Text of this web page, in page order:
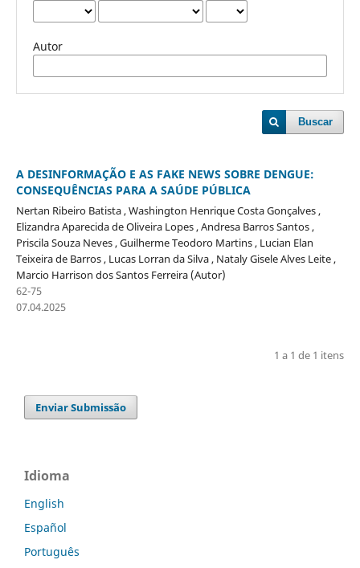
Autor
Buscar
A DESINFORMAÇÃO E AS FAKE NEWS SOBRE DENGUE:
CONSEQUÊNCIAS PARA A SAÚDE PÚBLICA
Nertan Ribeiro Batista , Washington Henrique Costa Gonçalves ,
Elizandra Aparecida de Oliveira Lopes , Andresa Barros Santos ,
Priscila Souza Neves , Guilherme Teodoro Martins , Lucian Elan
Teixeira de Barros , Lucas Lorran da Silva , Nataly Gisele Alves Leite ,
Marcio Harrison dos Santos Ferreira (Autor)
62-75
07.04.2025
1 a 1 de 1 itens
Enviar Submissão
Idioma
English
Español
Português